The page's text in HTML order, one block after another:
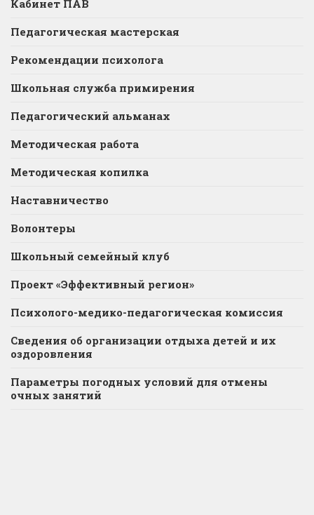
Кабинет ПАВ
Педагогическая мастерская
Рекомендации психолога
Школьная служба примирения
Педагогический альманах
Методическая работа
Методическая копилка
Наставничество
Волонтеры
Школьный семейный клуб
Проект «Эффективный регион»
Психолого-медико-педагогическая комиссия
Сведения об организации отдыха детей и их
оздоровления
Параметры погодных условий для отмены
очных занятий